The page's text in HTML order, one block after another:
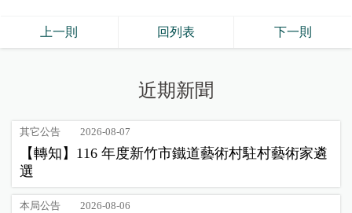
上一則 回列表 下一則
近期新聞
其它公告 2026-08-07
【轉知】116 年度新竹市鐵道藝術村駐村藝術家遴
選
本局公告 2026-08-06